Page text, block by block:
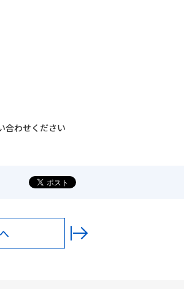
合わせください